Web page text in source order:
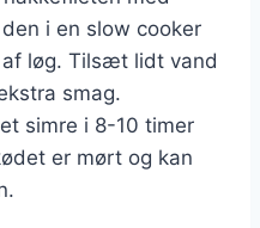
i en slow cooker
løg. Tilsæt lidt vand
smag.
simre i 8-10 timer
er mørt og kan